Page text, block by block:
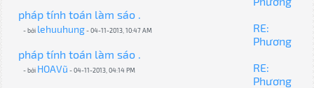
pháp tính toán làm sáo .
- bởi lehuuhung- 04-11-2013, 10:47 AM
RE:
Phương
pháp tính toán làm sáo .
- bởi HOAVũ - 04-11-2013, 04:14 PM
RE:
Phương